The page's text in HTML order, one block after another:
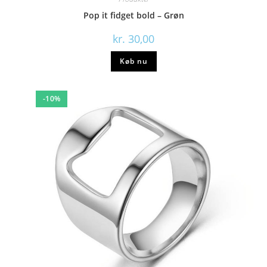
Pop it fidget bold – Grøn
kr. 30,00
Køb nu
-10%